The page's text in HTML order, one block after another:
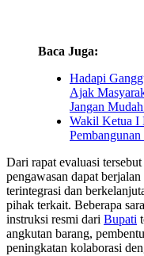
Baca Juga:
Hadapi
Ajak
Jangan
Wakil Ketua I
Dari rapat evaluasi
pengawasan dapat
terintegrasi dan
pihak terkait. Beberapa
instruksi resmi dari Bupati
angkutan barang,
peningkatan kolaborasi